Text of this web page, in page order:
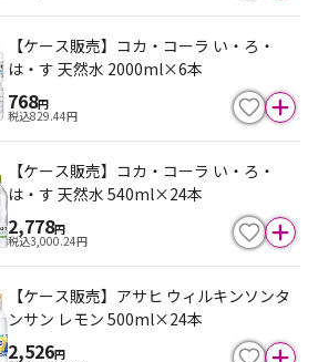
【ケース販売】コカ・コーラ い・ろ・
は・す 天然水 2000ml×6本
768円
税込829.44円
【ケース販売】コカ・コーラ い・ろ・
は・す 天然水 540ml×24本
2,778円
税込3,000.24円
【ケース販売】アサヒ ウィルキンソンタ
ンサン レモン 500ml×24本
2,526円